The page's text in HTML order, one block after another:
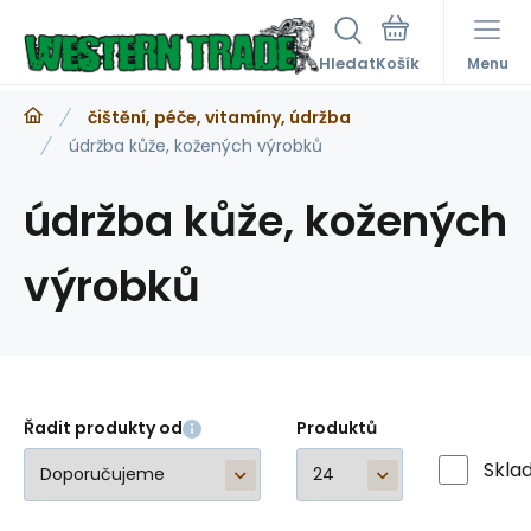
Hledat Menu
čištění, péče, vitamíny, údržba
údržba kůže, kožených výrobků
údržba kůže, kožených
výrobků
Řadit produkty od Produktů